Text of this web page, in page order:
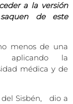
a la versión
de este
menos de una
aplicando la
médica y de
del Sisbén, dio a